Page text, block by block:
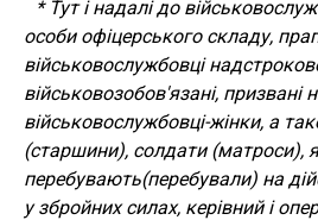
* Тут і надалі до
особи офіцерського складу,
військовослужбовці
військовозобов'язані, призвані
військовослужбовці-жінки, а
(старшини), солдати (матроси),
перебувають(перебували) на
у збройних силах, керівний і